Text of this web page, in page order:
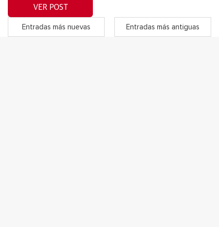
VER POST
Entradas más nuevas Entradas más antiguas